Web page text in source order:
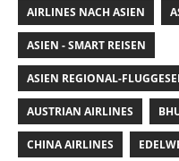
AIRLINES NACH ASIEN
ASIEN - SMART REISEN
ASIEN REGIONAL-
AUSTRIAN AIRLINES
CHINA AIRLINES